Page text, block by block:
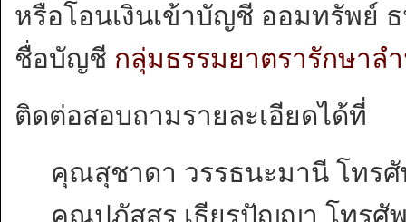
หรือโอนเงินเข้าบัญชี ออมทรัพย์
ชื่อบัญชี กลุ่มธรรมยาตรารักษาล
ติดต่อสอบถามรายละเอียดได้ที่
คุณสุชาดา วรรธนะมานี โท
คุณปภัสสร เธียรปัญญา โทรศั